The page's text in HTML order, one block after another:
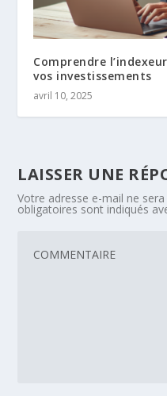
Comprendre
vos investissements
avril 10, 2025
LAISSER UNE
Votre adresse e-mail ne sera
obligatoires sont indiqués